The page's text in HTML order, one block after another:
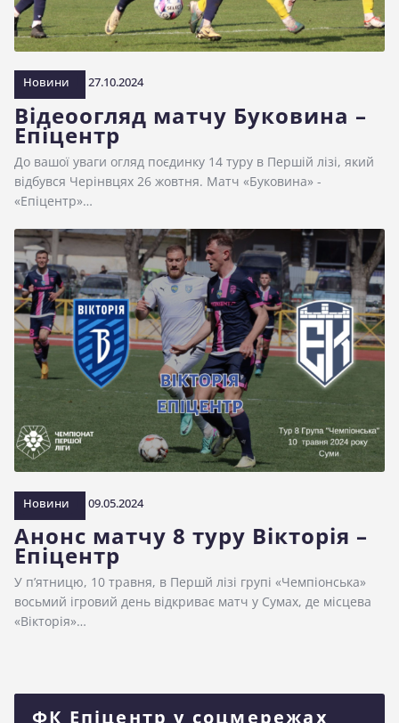
Новини 27.10.2024
Відеоогляд матчу Буковина –
Епіцентр
До вашої уваги огляд поєдинку 14 туру в Першій лізі, який
відбувся Черінвцях 26 жовтня. Матч «Буковина» -
«Епіцентр»…
Новини 09.05.2024
Анонс матчу 8 туру Вікторія –
Епіцентр
У п’ятницю, 10 травня, в Першй лізі групі «Чемпіонська»
восьмий ігровий день відкриває матч у Сумах, де місцева
«Вікторія»…
ФК Епіцентр у соцмережах